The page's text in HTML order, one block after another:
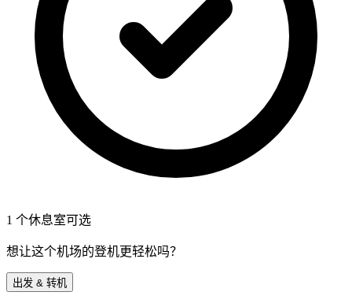
1 个休息室可选
想让这个机场的登机更轻松吗？
出发 & 转机